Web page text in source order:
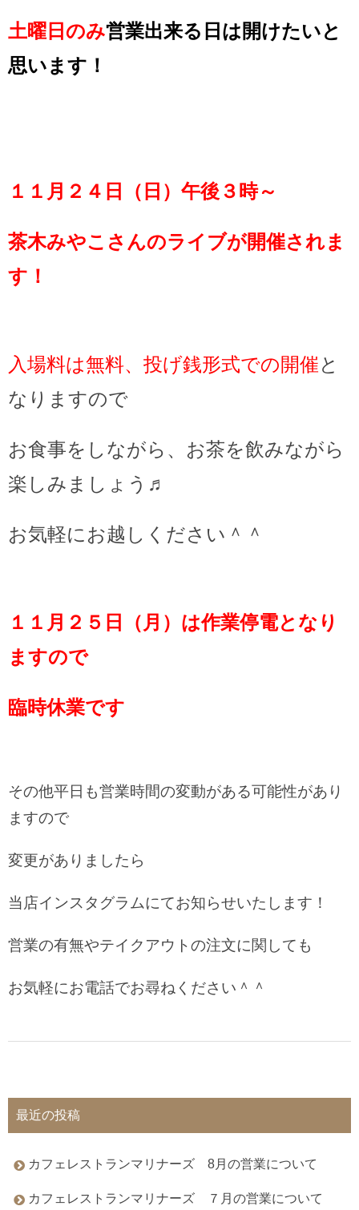
土曜日のみ営業出来る日は開けたいと
思います！
１１月２４日（日）午後３時～
茶木みやこさんのライブが開催されま
す！
入場料は無料、投げ銭形式での開催と
なりますので
お食事をしながら、お茶を飲みながら
楽しみましょう♬
お気軽にお越しください＾＾
１１月２５日（月）は作業停電となり
ますので
臨時休業です
その他平日も営業時間の変動がある可能性があり
ますので
変更がありましたら
当店インスタグラムにてお知らせいたします！
営業の有無やテイクアウトの注文に関しても
お気軽にお電話でお尋ねください＾＾
最近の投稿
カフェレストランマリナーズ 8月の営業について
カフェレストランマリナーズ ７月の営業について